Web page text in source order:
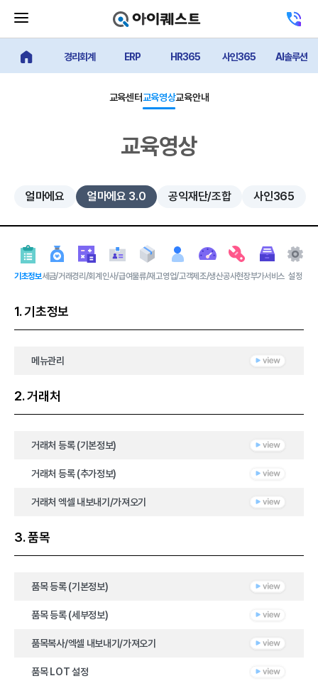
기
버
튼
센
터
얼마에요 메인경리회계 ERP HR365 사인365 AI솔루션
교육센터교육영상교육안내
교육영상
얼마에요 얼마에요 3.0 공익재단/조합 사인365
기초정보세금/거래경리/회계 인사/급여물류/재고영업/고객제조/생산공사현장부가서비스 설정
1. 기초정보
메뉴관리
2. 거래처
거래처 등록 (기본정보)
거래처 등록 (추가정보)
거래처 엑셀 내보내기/가져오기
3. 품목
품목 등록 (기본정보)
품목 등록 (세부정보)
품목복사/엑셀 내보내기/가져오기
품목 LOT 설정